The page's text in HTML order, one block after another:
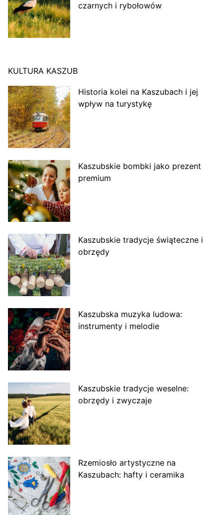
czarnych i rybołowów
KULTURA KASZUB
Historia kolei na Kaszubach i jej
wpływ na turystykę
Kaszubskie bombki jako prezent
premium
Kaszubskie tradycje świąteczne i
obrzędy
Kaszubska muzyka ludowa:
instrumenty i melodie
Kaszubskie tradycje weselne:
obrzędy i zwyczaje
Rzemiosło artystyczne na
Kaszubach: hafty i ceramika